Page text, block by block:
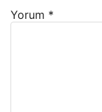
Yorum *